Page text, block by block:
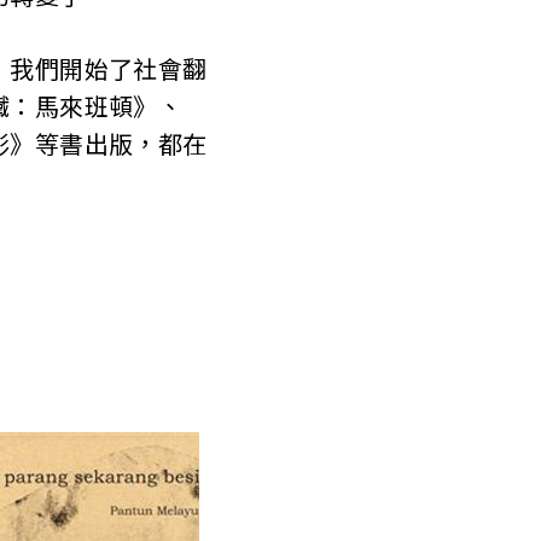
們開始了社會翻
馬來班頓》、
等書出版，都在